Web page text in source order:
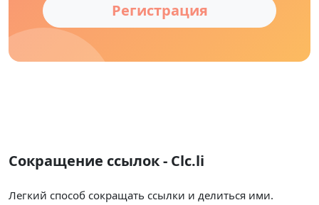
Регистрация
Сокращение ссылок - Clc.li
Легкий способ сокращать ссылки и делиться ими.